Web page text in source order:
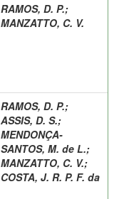
RAMOS, D. P.;
MANZATTO, C. V.
RAMOS, D. P.;
ASSIS, D. S.;
MENDONÇA-
SANTOS, M. de L.;
MANZATTO, C. V.;
COSTA, J. R. P. F. da